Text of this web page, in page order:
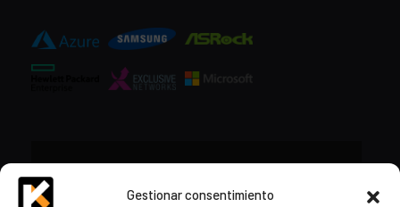
Gestionar consentimiento